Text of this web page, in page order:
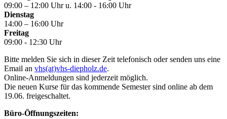
09:00 – 12:00 Uhr u. 14:00 - 16:00 Uhr
Dienstag
14:00 – 16:00 Uhr
Freitag
09:00 - 12:30 Uhr
Bitte melden Sie sich in dieser Zeit telefonisch oder senden uns eine
Email an vhs(at)vhs-diepholz.de.
Online-Anmeldungen sind jederzeit möglich.
Die neuen Kurse für das kommende Semester sind online ab dem
19.06. freigeschaltet.
Büro-Öffnungszeiten: